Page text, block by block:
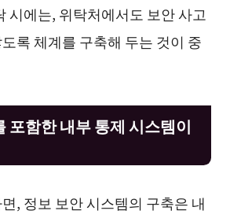
시에는, 위탁처에서도 보안 사고
록 체계를 구축해 두는 것이 중
포함한 내부 통제 시스템이
, 정보 보안 시스템의 구축은 내